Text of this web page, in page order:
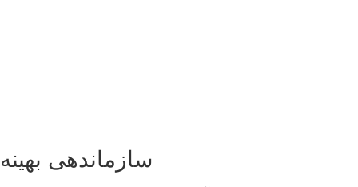
سازماندهی بهینه